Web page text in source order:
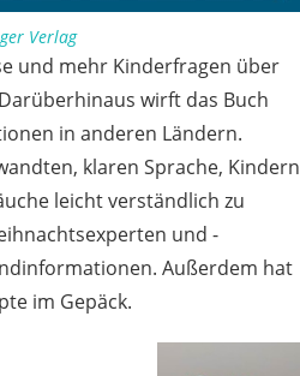
Verlag
und mehr Kinderfragen über
wirft das Buch
in anderen Ländern.
klaren Sprache, Kindern
leicht verständlich zu
und -
Außerdem hat
im Gepäck.